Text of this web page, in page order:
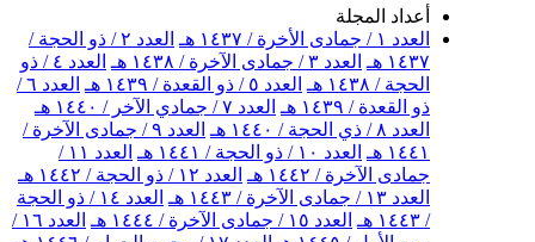
أعداد المجلة
العدد ١ / جمادى الأخرة / ١٤٣٧ هـ
العدد ٢ / ذو الحجة /
١٤٣٧ هـ
العدد ٣ / جمادى الآخرة / ١٤٣٨ هـ
العدد ٤ / ذو
الحجة / ١٤٣٨ هـ
العدد ٥ / ذو القعدة / ١٤٣٩ هـ
العدد ٦ /
ذو القعدة / ١٤٣٩ هـ
العدد ٧ / جمادي الآخر / ١٤٤٠ هـ
العدد ٨ / ذي الحجة / ١٤٤٠ هـ
العدد ٩ / جمادى الآخرة /
١٤٤١ هـ
العدد ١٠ / ذو الحجة / ١٤٤١ هـ
العدد ١١ /
جمادى الآخرة / ١٤٤٢ هـ
العدد ١٢ / ذو الحجة / ١٤٤٢ هـ
العدد ١٣ / جمادى الآخرة / ١٤٤٣ هـ
العدد ١٤ / ذو الحجة
/ ١٤٤٣ هـ
العدد ١٥ / جمادى الآخرة / ١٤٤٤ هـ
العدد ١٦ /